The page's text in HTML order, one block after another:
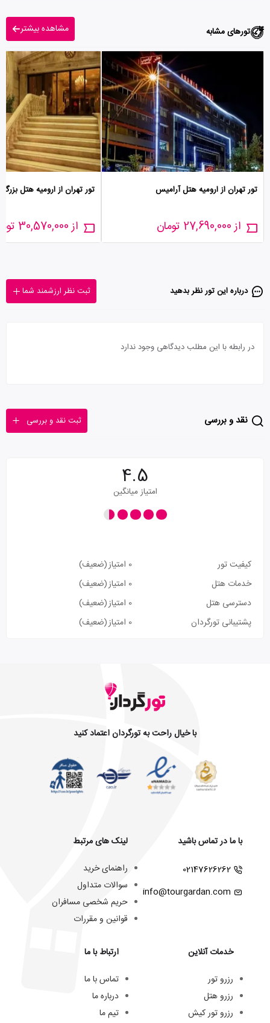
تورهای مشابه مشاهده بیشتر
تور تهران از ارومیه هتل آرامیس
از 27,690,000 تومان
تور تهران از ارومیه هتل بزرگ 2
از 30,570,000 تومان
درباره این تور‌ نظر بدهید ثبت نظر ارزشمند شما
در رابطه با این مطلب دیدگاهی وجود ندارد
نقد و بررسی ثبت نقد و بررسی
4.5
امتیاز میانگین
کیفیت تور 0 امتیاز
(ضعیف)
خدمات هتل
0 امتیاز
(ضعیف)
دسترسی هتل
0 امتیاز
(ضعیف)
پشتیبانی تورگردان
0 امتیاز (ضعیف)
با خیال راحت به تورگردان اعتماد کنید
با ما در تماس باشید
02147626262
info@tourgardan.com
خدمات آنلاین
رزرو تور
رزرو هتل
رزرو تور کیش
لینک های مرتبط
راهنمای خرید
سوالات متداول
حریم شخصی مسافران
قوانین و مقررات
ارتباط با ما
تماس با ما
درباره ما
تیم ما